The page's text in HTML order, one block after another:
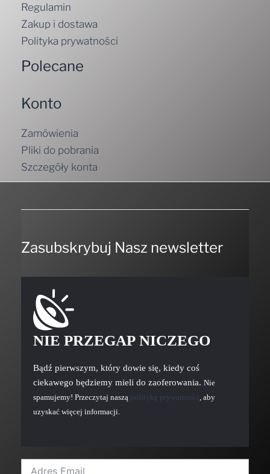
Regulamin
Zakup i dostawa
Polityka prywatności
Polecane
Konto
Zamówienia
Pliki do pobrania
Szczegóły konta
Zasubskrybuj Nasz newsletter
NIE PRZEGAP NICZEGO
Bądź pierwszym, który dowie się, kiedy coś
ciekawego będziemy mieli do zaoferowania. Nie
spamujemy! Przeczytaj naszą politykę prywatności, aby
uzyskać więcej informacji.